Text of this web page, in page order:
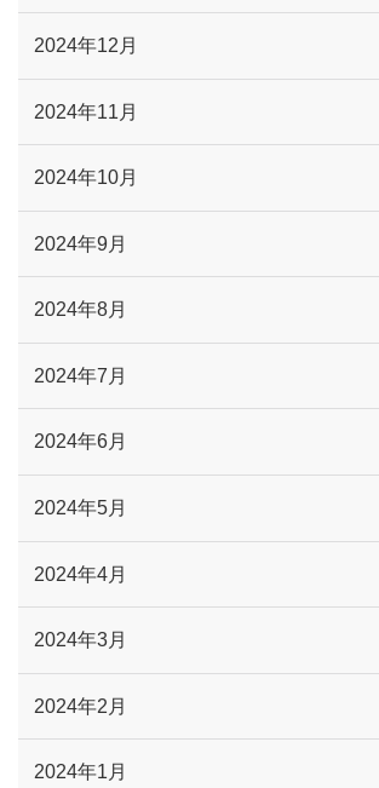
2024年12月
2024年11月
2024年10月
2024年9月
2024年8月
2024年7月
2024年6月
2024年5月
2024年4月
2024年3月
2024年2月
2024年1月